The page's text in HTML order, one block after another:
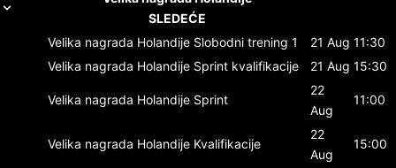
SLEDEĆE
Velika nagrada Holandije Slobodni trening 1 21 Aug 11:30
Velika nagrada Holandije Sprint kvalifikacije 21 Aug 15:30
Velika nagrada Holandije Sprint
22
Aug
11:00
Velika nagrada Holandije Kvalifikacije
22
Aug
15:00